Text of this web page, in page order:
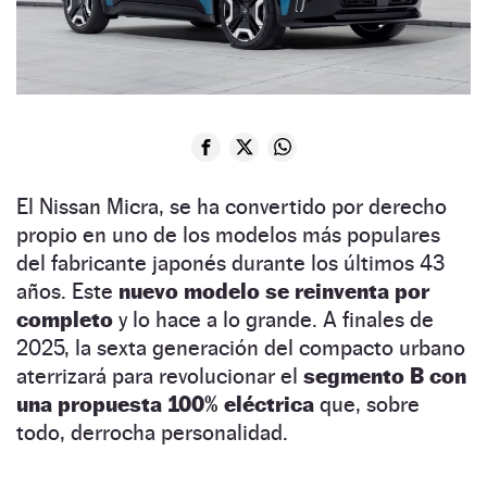
El Nissan Micra, se ha convertido por derecho
propio en uno de los modelos más populares
del fabricante japonés durante los últimos 43
años. Este nuevo modelo se reinventa por
completo y lo hace a lo grande. A finales de
2025, la sexta generación del compacto urbano
aterrizará para revolucionar el segmento B con
una propuesta 100% eléctrica que, sobre
todo, derrocha personalidad.